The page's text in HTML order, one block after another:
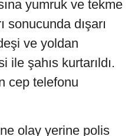
yumruk ve tekme
sonucunda dışarı
ve yoldan
ile şahıs kurtarıldı.
cep telefonu
olay yerine polis